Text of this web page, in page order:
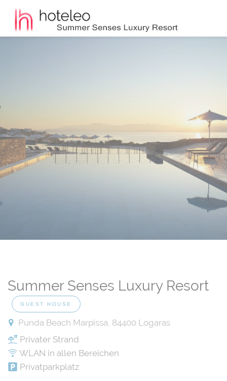
Summer Senses Luxury Resort
GUEST HOUSE
Punda Beach Marpissa, 84400 Logaras
Privater Strand
WLAN in allen Bereichen
Privatparkplatz